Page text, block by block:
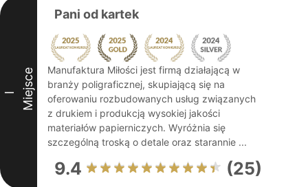
I Miejsce
Pani od kartek
Manufaktura Miłości jest firmą działającą w
branży poligraficznej, skupiającą się na
oferowaniu rozbudowanych usług związanych
z drukiem i produkcją wysokiej jakości
materiałów papierniczych. Wyróżnia się
szczególną troską o detale oraz starannie ...
9.4 (25)